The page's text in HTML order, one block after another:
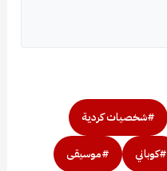
#شخصيات كردية
#كوباني #موسيقى